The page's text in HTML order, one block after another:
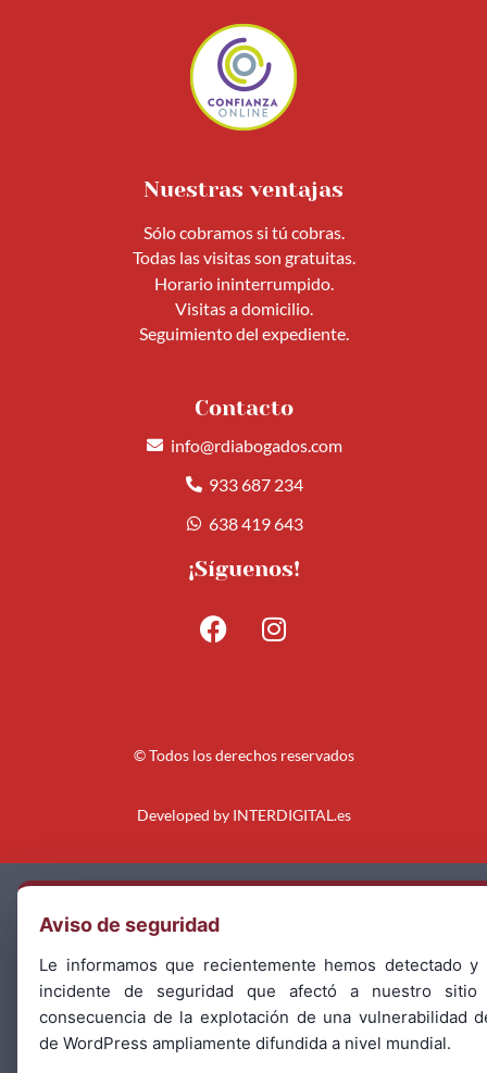
Nuestras ventajas
Sólo cobramos si tú cobras.
Todas las visitas son gratuitas.
Horario ininterrumpido.
Visitas a domicilio.
Seguimiento del expediente.
Contacto
info@rdiabogados.com
933 687 234
638 419 643
¡Síguenos!
© Todos los derechos reservados
Developed by INTERDIGITAL.es
Aviso de seguridad
Le informamos que recientemente hemos detectado
incidente de seguridad que afectó a nuestro sitio
consecuencia de la explotación de una vulnerabilidad
de WordPress ampliamente difundida a nivel mundial.
Aviso Legal
Política de Privacidad
Política de Cookies
Configurar